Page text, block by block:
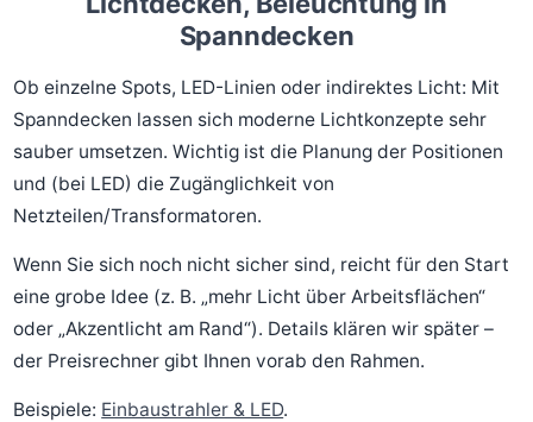
Spanndecken
Ob einzelne Spots, LED-Linien oder indirektes Licht: Mit
Spanndecken lassen sich moderne Lichtkonzepte sehr
sauber umsetzen. Wichtig ist die Planung der Positionen
und (bei LED) die Zugänglichkeit von
Netzteilen/Transformatoren.
Wenn Sie sich noch nicht sicher sind, reicht für den Start
eine grobe Idee (z. B. „mehr Licht über Arbeitsflächen“
oder „Akzentlicht am Rand“). Details klären wir später –
der Preisrechner gibt Ihnen vorab den Rahmen.
Beispiele: Einbaustrahler & LED.